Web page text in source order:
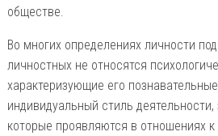
обществе.
Во многих определениях личности
личностных не относятся
характеризующие его
индивидуальный стиль
которые проявляются в отношениях